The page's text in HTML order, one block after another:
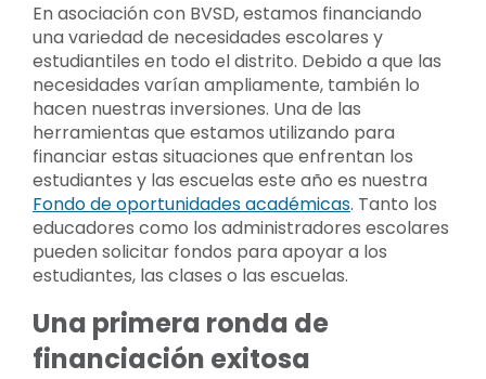
En asociación con BVSD, estamos financiando
una variedad de necesidades escolares y
estudiantiles en todo el distrito. Debido a que las
necesidades varían ampliamente, también lo
hacen nuestras inversiones. Una de las
herramientas que estamos utilizando para
financiar estas situaciones que enfrentan los
estudiantes y las escuelas este año es nuestra
Fondo de oportunidades académicas. Tanto los
educadores como los administradores escolares
pueden solicitar fondos para apoyar a los
estudiantes, las clases o las escuelas.
Una primera ronda de
financiación exitosa